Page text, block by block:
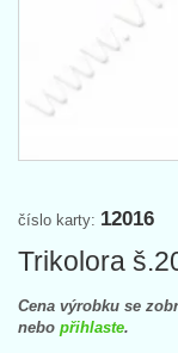
číslo karty: 12016
Trikolora
Cena výrobku se
nebo přihlaste.